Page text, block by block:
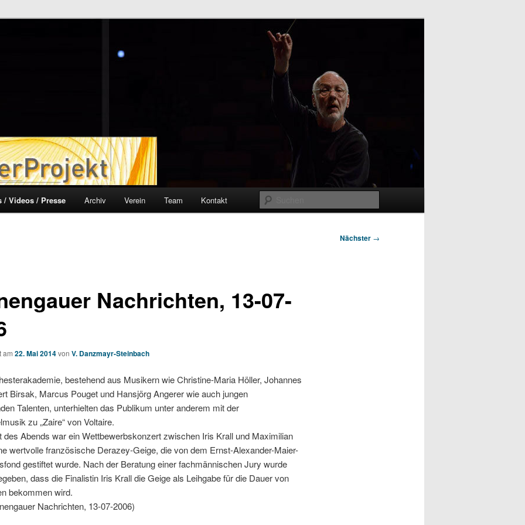
/ Videos / Presse Archiv Verein Team Kontakt
Nächster →
Nachrichten, 13-07-
am 22. Mai 2014von V. Danzmayr-Steinbach
bestehend aus Musikern wie Christine-Maria Höller, Johannes
Birsak, Marcus Pouget und Hansjörg Angerer wie auch jungen
Talenten, unterhielten das Publikum unter anderem mit der
zu „Zaire“ von Voltaire.
des Abends war ein Wettbewerbskonzert zwischen Iris Krall und Maximilian
wertvolle französische Derazey-Geige, die von dem Ernst-Alexander-Maier-
gestiftet wurde. Nach der Beratung einer fachmännischen Jury wurde
dass die Finalistin Iris Krall die Geige als Leihgabe für die Dauer von
bekommen wird.
Nachrichten, 13-07-2006)